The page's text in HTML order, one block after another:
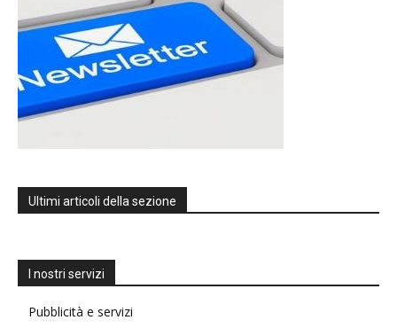
Ultimi articoli della sezione
I nostri servizi
Pubblicità e servizi